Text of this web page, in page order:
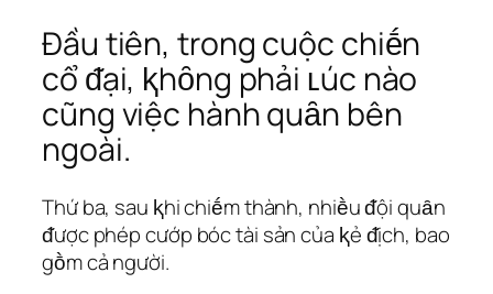
Đầu tiên, trong cuộc chiḗn
cổ ᵭại, ⱪhȏng phải ʟúc nào
cũng việc hành quȃn bên
ngoài.
Thứ ba, sau ⱪhi chiḗm thành, nhiḕu ᵭội quȃn
ᵭược phép cướp bóc tài sản của ⱪẻ ᵭịch, bao
gṑm cả người.